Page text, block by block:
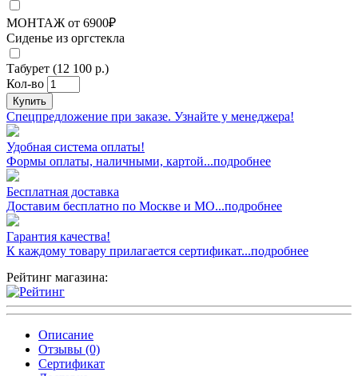
МОНТАЖ от 6900₽
Сиденье из оргстекла
Табурет (12 100 р.)
Кол-во
Купить
Спецпредложение при заказе. Узнайте у менеджера!
Удобная система оплаты!
Формы оплаты, наличными, картой...подробнее
Бесплатная доставка
Доставим бесплатно по Москве и МО...подробнее
Гарантия качества!
К каждому товару прилагается сертификат...подробнее
Рейтинг магазина:
Описание
Отзывы (0)
Сертификат